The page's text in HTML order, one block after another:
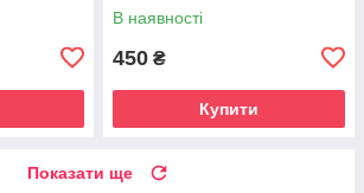
В наявності
450 ₴
Купити
Показати ще